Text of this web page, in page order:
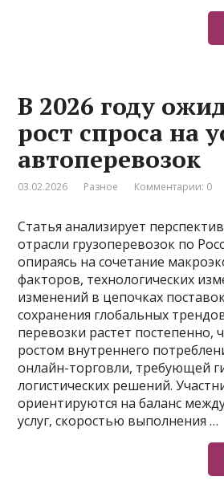
В 2026 году
рост спроса на
автоперевозок
03.02.2026 Разное Комментарии: 0
Статья анализирует
отрасли грузоперевозок по
опираясь на сочетание
факторов, технологических
изменений в цепочках
сохранения глобальных
перевозки растет постепенно,
ростом внутреннего
онлайн-торговли, требующей
логистических решений.
ориентируются на баланс
услуг, скоростью выполнения …